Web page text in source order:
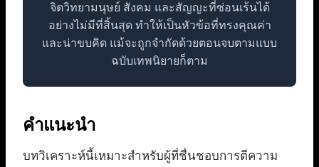
จิตวิทยามนุษย์ สังคม และสัญญะที่ซ่อนเร้นได้
อย่างไม่มีที่สิ้นสุด ทำให้เป็นหัวข้อที่ทรงคุณค่า
และน่าขบคิด แม้จะถูกจำกัดด้วยตอนจบตามแบบ
ฉบับเทพนิยายก็ตาม
คำแนะนำ
บทวิเคราะห์นี้เหมาะสำหรับผู้ที่ชื่นชอบการตีความ